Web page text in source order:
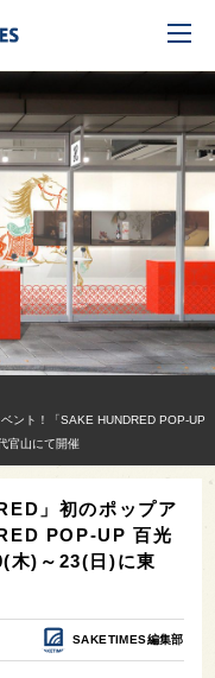
ント！「SAKE HUNDRED POP-UP
官山にて開催
」初のポップア
POP-UP 百光
木)～23(日)に東
SAKETIMES編集部